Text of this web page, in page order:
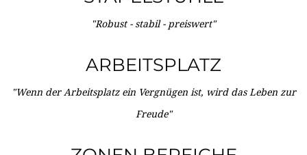
"Robust - stabil - preiswert"
ARBEITSPLATZ
"Wenn der Arbeitsplatz ein Vergnügen ist, wird das Leben zur
Freude"